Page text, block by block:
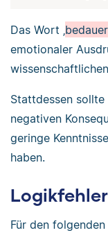
Das Wort ‚
emotionaler
Stattdessen
negativen
geringe
haben.
Logikfehler
Für den